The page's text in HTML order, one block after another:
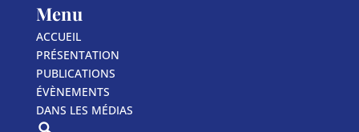
Menu
ACCUEIL
PRÉSENTATION
PUBLICATIONS
ÉVÈNEMENTS
DANS LES MÉDIAS